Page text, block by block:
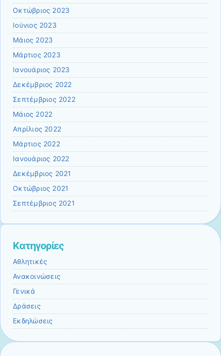
Οκτώβριος 2023
Ιούνιος 2023
Μάιος 2023
Μάρτιος 2023
Ιανουάριος 2023
Δεκέμβριος 2022
Σεπτέμβριος 2022
Μάιος 2022
Απρίλιος 2022
Μάρτιος 2022
Ιανουάριος 2022
Δεκέμβριος 2021
Οκτώβριος 2021
Σεπτέμβριος 2021
Kατηγορίες
Αθλητικές
Ανακοινώσεις
Γενικά
Δράσεις
Εκδηλώσεις